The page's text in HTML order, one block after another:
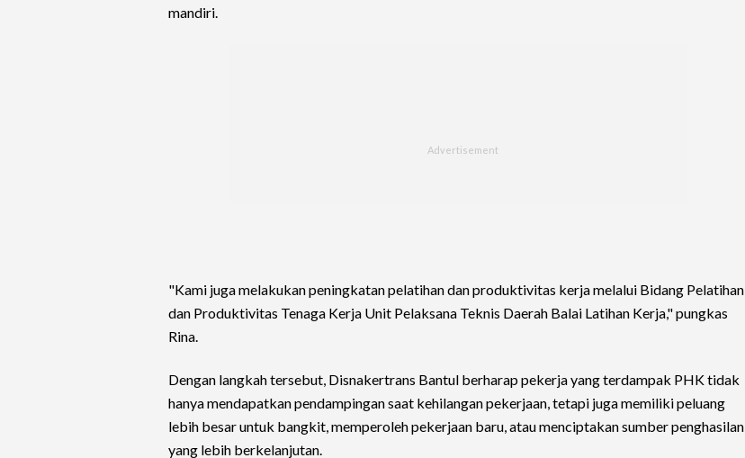
mandiri.
"Kami juga melakukan peningkatan pelatihan dan produktivitas kerja melalui Bidang Pelatihan
dan Produktivitas Tenaga Kerja Unit Pelaksana Teknis Daerah Balai Latihan Kerja," pungkas
Rina.
Dengan langkah tersebut, Disnakertrans Bantul berharap pekerja yang terdampak PHK tidak
hanya mendapatkan pendampingan saat kehilangan pekerjaan, tetapi juga memiliki peluang
lebih besar untuk bangkit, memperoleh pekerjaan baru, atau menciptakan sumber penghasilan
yang lebih berkelanjutan.